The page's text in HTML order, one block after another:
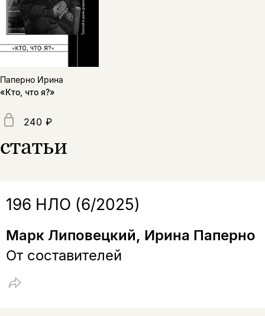
Паперно Ирина
«Кто, что я?»
240 ₽
статьи
196 НЛО (6/2025)
Марк Липовецкий, Ирина Паперно
От составителей
Поделиться
ссылку
нет, вернуться назад